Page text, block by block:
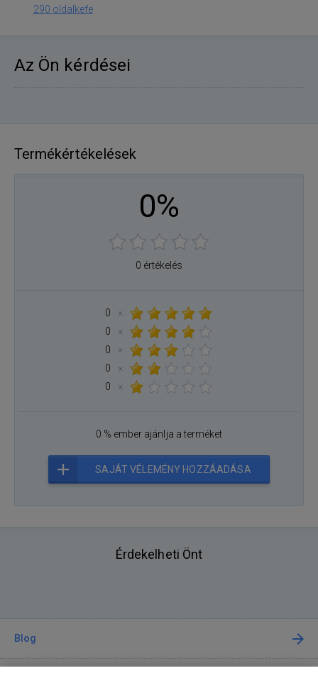
290 oldalkefe
Az Ön kérdései
Termékértékelések
0%
0 értékelés
0
×
0
×
0
×
0
×
0
×
0 % ember ajánlja a terméket
SAJÁT VÉLEMÉNY HOZZÁADÁSA
Érdekelheti Önt
Blog